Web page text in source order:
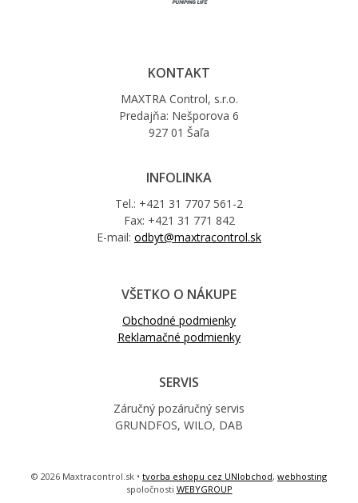
KONTAKT
MAXTRA Control, s.r.o.
Predajňa: Nešporova 6
927 01 Šaľa
INFOLINKA
Tel.: +421 31 7707 561-2
Fax: +421 31 771 842
E-mail: odbyt@maxtracontrol.sk
VŠETKO O NÁKUPE
Obchodné podmienky
Reklamačné podmienky
SERVIS
Záručný pozáručný servis
GRUNDFOS, WILO, DAB
© 2026 Maxtracontrol.sk • tvorba eshopu cez UNIobchod, webhosting
spoločnosti WEBYGROUP